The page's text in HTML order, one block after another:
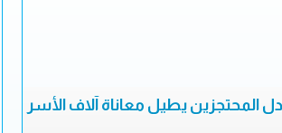
المحتجزين يطيل معاناة آلاف الأسر